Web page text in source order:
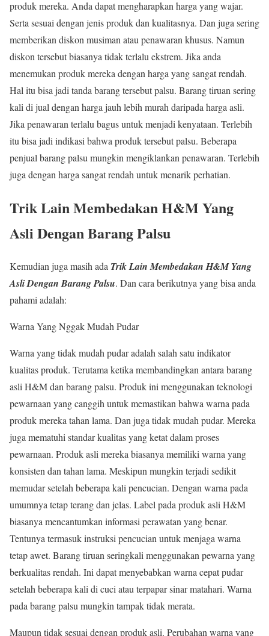
produk mereka. Anda dapat mengharapkan harga yang wajar.
Serta sesuai dengan jenis produk dan kualitasnya. Dan juga sering
memberikan diskon musiman atau penawaran khusus. Namun
diskon tersebut biasanya tidak terlalu ekstrem. Jika anda
menemukan produk mereka dengan harga yang sangat rendah.
Hal itu bisa jadi tanda barang tersebut palsu. Barang tiruan sering
kali di jual dengan harga jauh lebih murah daripada harga asli.
Jika penawaran terlalu bagus untuk menjadi kenyataan. Terlebih
itu bisa jadi indikasi bahwa produk tersebut palsu. Beberapa
penjual barang palsu mungkin mengiklankan penawaran. Terlebih
juga dengan harga sangat rendah untuk menarik perhatian.
Trik Lain Membedakan H&M Yang
Asli Dengan Barang Palsu
Kemudian juga masih ada Trik Lain Membedakan H&M Yang
Asli Dengan Barang Palsu. Dan cara berikutnya yang bisa anda
pahami adalah:
Warna Yang Nggak Mudah Pudar
Warna yang tidak mudah pudar adalah salah satu indikator
kualitas produk. Terutama ketika membandingkan antara barang
asli H&M dan barang palsu. Produk ini menggunakan teknologi
pewarnaan yang canggih untuk memastikan bahwa warna pada
produk mereka tahan lama. Dan juga tidak mudah pudar. Mereka
juga mematuhi standar kualitas yang ketat dalam proses
pewarnaan. Produk asli mereka biasanya memiliki warna yang
konsisten dan tahan lama. Meskipun mungkin terjadi sedikit
memudar setelah beberapa kali pencucian. Dengan warna pada
umumnya tetap terang dan jelas. Label pada produk asli H&M
biasanya mencantumkan informasi perawatan yang benar.
Tentunya termasuk instruksi pencucian untuk menjaga warna
tetap awet. Barang tiruan seringkali menggunakan pewarna yang
berkualitas rendah. Ini dapat menyebabkan warna cepat pudar
setelah beberapa kali di cuci atau terpapar sinar matahari. Warna
pada barang palsu mungkin tampak tidak merata.
Maupun tidak sesuai dengan produk asli. Perubahan warna yang